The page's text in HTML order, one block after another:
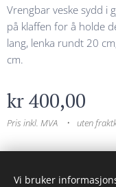
Vrengbar veske sydd i
på klaffen for å holde
lang, lenka rundt 20
cm.
kr400,00
Pris inkl. MVA uten
© 2023
Vi bruker